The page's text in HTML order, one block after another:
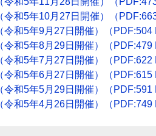
和5年10月27日開催）（PDF:663
和5年9月27日開催）（PDF:504
和5年8月29日開催）（PDF:479
和5年7月27日開催）（PDF:622
和5年6月27日開催）（PDF:615
和5年5月29日開催）（PDF:591
和5年4月26日開催）（PDF:749